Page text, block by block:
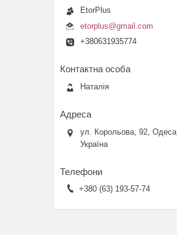
EtorPlus
etorplus@gmail.com
+380631935774
Наталія
ул. Корольова, 92, Одеса,
Україна
+380 (63) 193-57-74